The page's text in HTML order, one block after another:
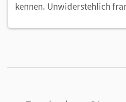
kennen. Unwiderstehlich